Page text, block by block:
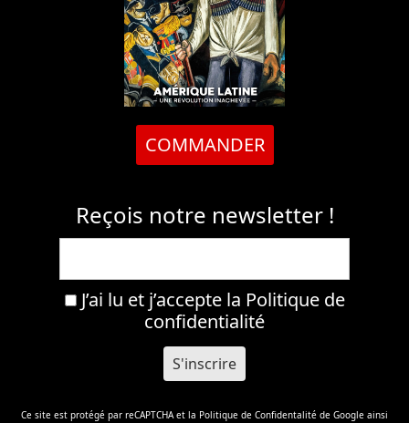
COMMANDER
Reçois notre newsletter !
J’ai lu et j’accepte la Politique de
confidentialité
Ce site est protégé par reCAPTCHA et la Politique de Confidentalité de Google ainsi